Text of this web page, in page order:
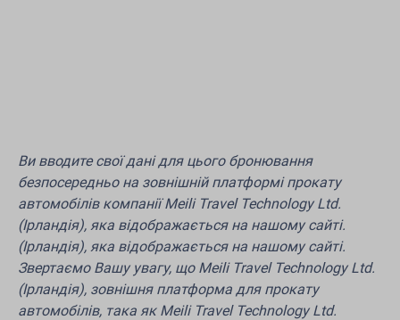
Ви вводите свої дані для цього бронювання
безпосередньо на зовнішній платформі прокату
автомобілів компанії Meili Travel Technology Ltd.
(Ірландія), яка відображається на нашому сайті.
(Ірландія), яка відображається на нашому сайті.
Звертаємо Вашу увагу, що Meili Travel Technology Ltd.
(Ірландія), зовнішня платформа для прокату
автомобілів, така як Meili Travel Technology Ltd.